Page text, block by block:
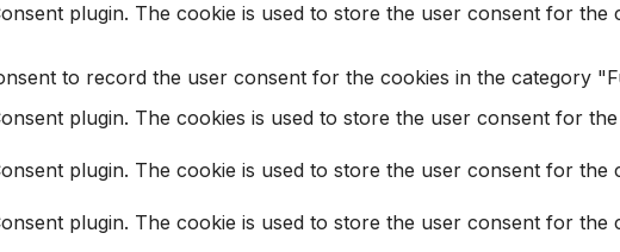
plugin. The cookie is used to store the user consent for the
to record the user consent for the cookies in the category
plugin. The cookies is used to store the user consent for
plugin. The cookie is used to store the user consent for the
plugin. The cookie is used to store the user consent for the